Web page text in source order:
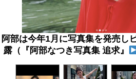
阿部は今年1月に写真集を発売し
露（『阿部なつき写真集 追求』